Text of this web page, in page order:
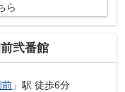
ら
弐番館
前 」駅 徒歩6分